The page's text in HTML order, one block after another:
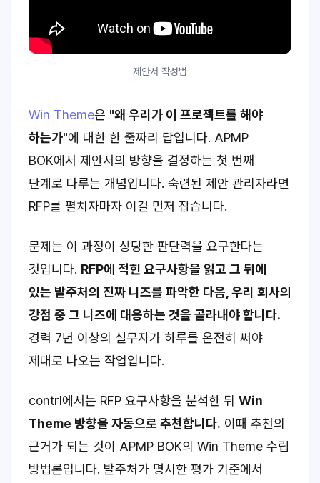
제안서 작성법
Win Theme은 "왜 우리가 이 프로젝트를 해야
하는가"에 대한 한 줄짜리 답입니다. APMP
BOK에서 제안서의 방향을 결정하는 첫 번째
단계로 다루는 개념입니다. 숙련된 제안 관리자라면
RFP를 펼치자마자 이걸 먼저 잡습니다.
문제는 이 과정이 상당한 판단력을 요구한다는
것입니다. RFP에 적힌 요구사항을 읽고 그 뒤에
있는 발주처의 진짜 니즈를 파악한 다음, 우리 회사의
강점 중 그 니즈에 대응하는 것을 골라내야 합니다.
경력 7년 이상의 실무자가 하루를 온전히 써야
제대로 나오는 작업입니다.
contrl에서는 RFP 요구사항을 분석한 뒤 Win
Theme 방향을 자동으로 추천합니다. 이때 추천의
근거가 되는 것이 APMP BOK의 Win Theme 수립
방법론입니다. 발주처가 명시한 평가 기준에서